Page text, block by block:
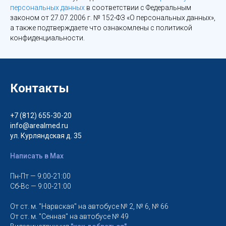
персональных данных в соответствии с Федеральным
законом от 27.07.2006 г. № 152-ФЗ «О персональных данных»,
а также подтверждаете что ознакомлены с политикой
конфиденциальности.
Контакты
+7 (812) 655-30-20
info@arealmed.ru
ул. Курляндская д. 35
Написать в Max
Пн-Пт — 9:00-21:00
Сб-Вс — 9:00-21:00
От ст. м. "Нарвская" на автобусе № 2, № 6, № 66
От ст. м. "Сенная" на автобусе № 49